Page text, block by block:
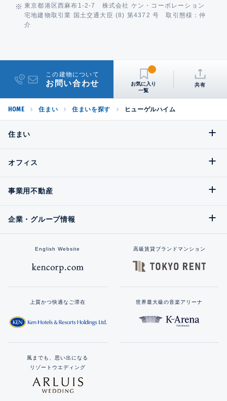
東京都港区西麻布1-2-7 株式会社 ケン・コーポレーション
宅地建物取引業 国土交通大臣 (8) 第4372 号 取引態様：仲
介
この建物について
お問い合わせ 共有
HOME 住まい 住まいを探す ヒューゲルハイム
住まい
オフィス
事業用不動産
企業・グループ情報
English Website 高級賃貸ブランドマンション
上質かつ快適なご滞在 世界最大級の音楽アリーナ
風までも、思い出になる
リゾートウエディング